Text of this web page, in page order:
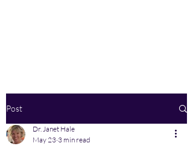
Post
Dr. Janet Hale
May 23 3 min read